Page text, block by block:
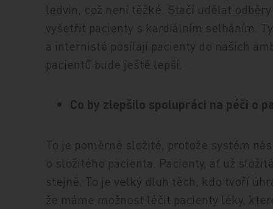
ledvin, což není těžké. Stačí udělat
vyšetřit pacienty s kardiálním selháním.
a internisté posílají pacienty do našich
pacientů bude ještě lepší.
Co by zlepšilo spolupráci na péči o
To je poměrně složité, protože systém
o složitého pacienta. Pacienty, ať už
stejně. To je velký dluh těch, kdo tvoří
že máme možnost léčit pacienty léky,